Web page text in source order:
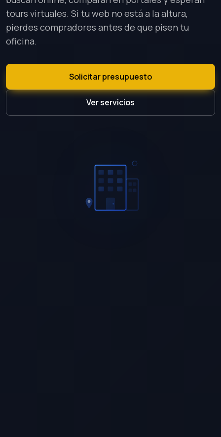
tours virtuales. Si tu web no está a la altura,
pierdes compradores antes de que pisen tu
oficina.
Solicitar presupuesto
Ver servicios